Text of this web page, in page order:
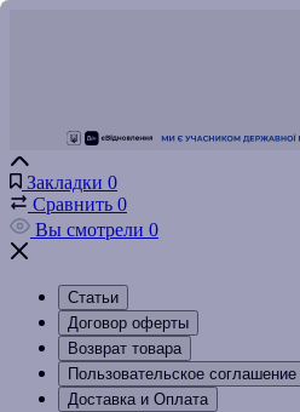
Закладки 0
Сравнить 0
Вы смотрели 0
Статьи
Договор оферты
Возврат товара
Пользовательское соглашение
Доставка и Оплата